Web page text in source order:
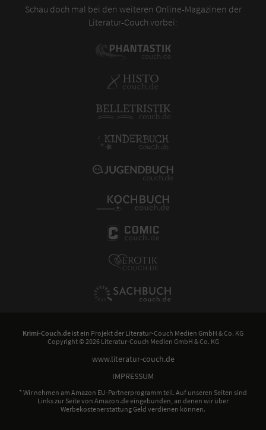
Schau doch mal bei den weiteren Online-Magazinen der
Literatur-Couch vorbei:
Krimi-Couch.de ist ein Projekt der Literatur-Couch Medien GmbH & Co. KG
Copyright © 2026 Literatur-Couch Medien GmbH & Co. KG
www.literatur-couch.de
IMPRESSUM
* Wir nehmen am Amazon EU-Partnerprogramm teil. Auf unseren Seiten sind
Links zur Seite von Amazon.de eingebunden, an denen wir über
Werbekostenerstattung Geld verdienen können.